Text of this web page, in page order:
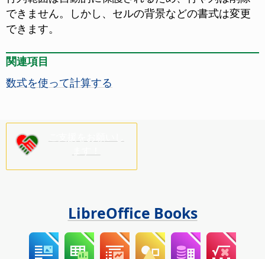
できません。しかし、セルの背景などの書式は変更
できます。
関連項目
数式を使って計算する
LibreOffice Books